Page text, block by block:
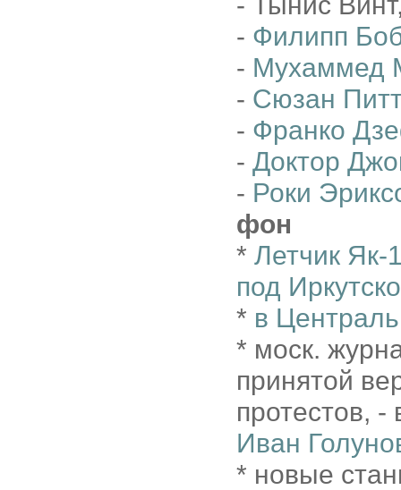
- Филипп
- Мухаммед
- Сюзан Питт
- Франко
- Доктор
- Роки
фон
* Летчик Як-
под
* в
* моск.
принятой
протестов,
Иван
* новые